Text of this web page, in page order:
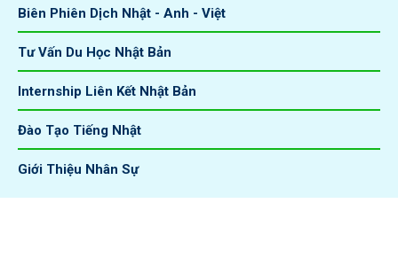
Biên Phiên Dịch Nhật - Anh - Việt
Tư Vấn Du Học Nhật Bản
Internship Liên Kết Nhật Bản
Đào Tạo Tiếng Nhật
Giới Thiệu Nhân Sự